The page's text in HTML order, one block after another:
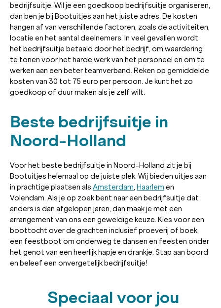
bedrijfsuitje. Wil je een goedkoop bedrijfsuitje organiseren,
dan ben je bij Bootuitjes aan het juiste adres. De kosten
hangen af van verschillende factoren, zoals de activiteiten,
locatie en het aantal deelnemers. In veel gevallen wordt
het bedrijfsuitje betaald door het bedrijf, om waardering
te tonen voor het harde werk van het personeel en om te
werken aan een beter teamverband. Reken op gemiddelde
kosten van 30 tot 75 euro per persoon. Je kunt het zo
goedkoop of duur maken als je zelf wilt.
Beste bedrijfsuitje in
Noord-Holland
Voor het beste bedrijfsuitje in Noord-Holland zit je bij
Bootuitjes helemaal op de juiste plek. Wij bieden uitjes aan
in prachtige plaatsen als Amsterdam, Haarlem en
Volendam. Als je op zoek bent naar een bedrijfsuitje dat
anders is dan afgelopen jaren, dan maak je met een
arrangement van ons een geweldige keuze. Kies voor een
boottocht over de grachten inclusief proeverij of boek,
een feestboot om onderweg te dansen en feesten onder
het genot van een heerlijk hapje en drankje. Stap aan boord
en beleef een onvergetelijk bedrijfsuitje!
Speciaal voor jou